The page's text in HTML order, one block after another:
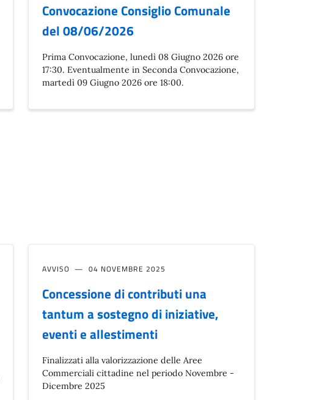
Convocazione Consiglio Comunale
del 08/06/2026
Prima Convocazione, lunedì 08 Giugno 2026 ore
17:30. Eventualmente in Seconda Convocazione,
martedì 09 Giugno 2026 ore 18:00.
AVVISO 04 NOVEMBRE 2025
Concessione di contributi una
tantum a sostegno di iniziative,
eventi e allestimenti
Finalizzati alla valorizzazione delle Aree
Commerciali cittadine nel periodo Novembre -
Dicembre 2025